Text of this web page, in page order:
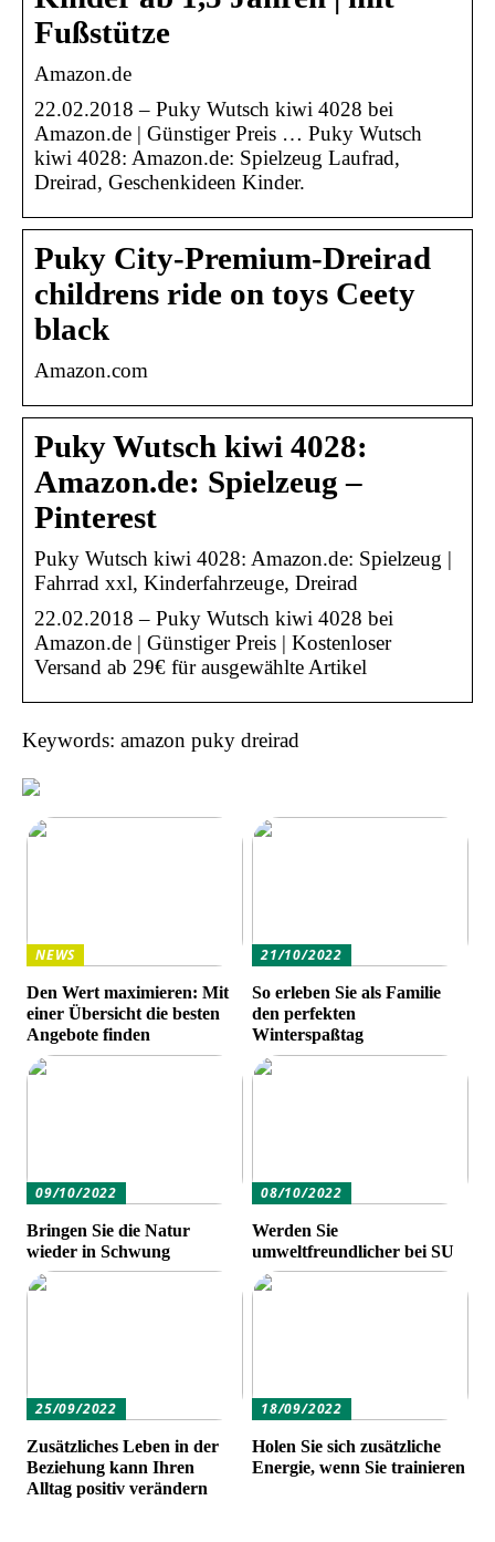
Fußstütze
Amazon.de
22.02.2018 – Puky Wutsch kiwi 4028 bei
Amazon.de | Günstiger Preis … Puky Wutsch
kiwi 4028: Amazon.de: Spielzeug Laufrad,
Dreirad, Geschenkideen Kinder.
Puky City-Premium-Dreirad
childrens ride on toys Ceety
black
Amazon.com
Puky Wutsch kiwi 4028:
Amazon.de: Spielzeug –
Pinterest
Puky Wutsch kiwi 4028: Amazon.de: Spielzeug |
Fahrrad xxl, Kinderfahrzeuge, Dreirad
22.02.2018 – Puky Wutsch kiwi 4028 bei
Amazon.de | Günstiger Preis | Kostenloser
Versand ab 29€ für ausgewählte Artikel
Keywords: amazon puky dreirad
NEWS
Den Wert maximieren: Mit
einer Übersicht die besten
Angebote finden
21/10/2022
So erleben Sie als Familie
den perfekten
Winterspaßtag
09/10/2022
Bringen Sie die Natur
wieder in Schwung
08/10/2022
Werden Sie
umweltfreundlicher bei SU
25/09/2022
Zusätzliches Leben in der
Beziehung kann Ihren
Alltag positiv verändern
18/09/2022
Holen Sie sich zusätzliche
Energie, wenn Sie trainieren